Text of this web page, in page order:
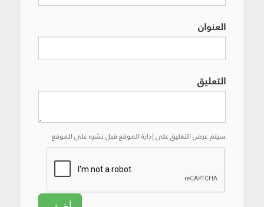
العنوان
التعليق
سيتم عرض التعليق على إدارة الموقع قبل نشره على الموقع